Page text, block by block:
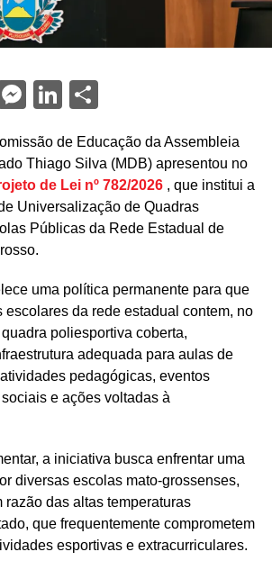
Messenger
LinkedIn
Share
de Educação da Assembleia
Thiago Silva (MDB) apresentou no
de Lei nº 782/2026, que institui a
Universalização de Quadras
Públicas da Rede Estadual de
uma política permanente para que
escolares da rede estadual contem, no
poliesportiva coberta,
adequada para aulas de
pedagógicas, eventos
e ações voltadas à
a iniciativa busca enfrentar uma
diversas escolas mato-grossenses,
razão das altas temperaturas
que frequentemente comprometem
esportivas e extracurriculares.